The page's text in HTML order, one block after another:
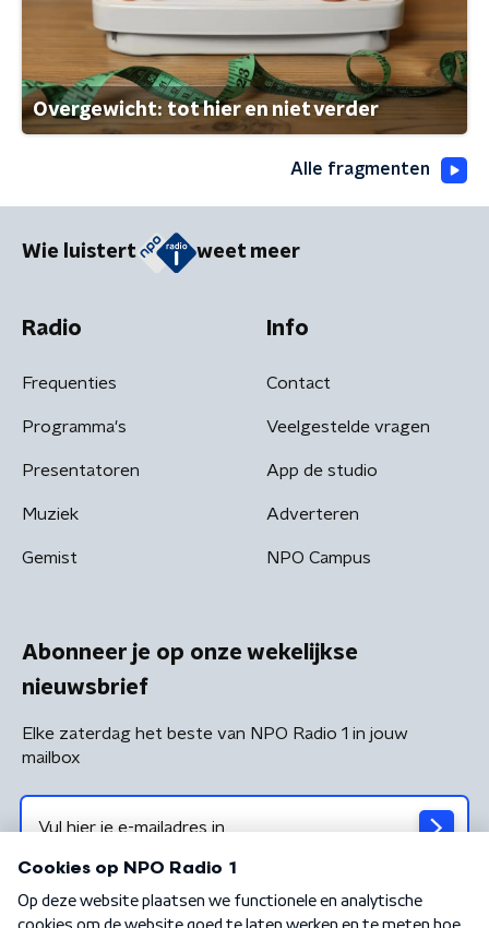
Overgewicht: tot hier en niet verder
Alle fragmenten
Wie luistert weet meer
Radio
Frequenties
Programma's
Presentatoren
Muziek
Gemist
Info
Contact
Veelgestelde vragen
App de studio
Adverteren
NPO Campus
Abonneer je op onze wekelijkse
nieuwsbrief
Elke zaterdag het beste van NPO Radio 1 in jouw
mailbox